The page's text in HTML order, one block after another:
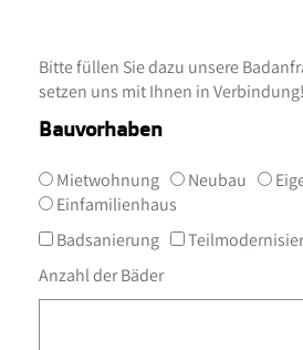
Bitte füllen Sie dazu unsere
setzen uns mit Ihnen in Verbindung!
Bauvorhaben
Mietwohnung Neubau
Einfamilienhaus
Badsanierung
Anzahl der Bäder